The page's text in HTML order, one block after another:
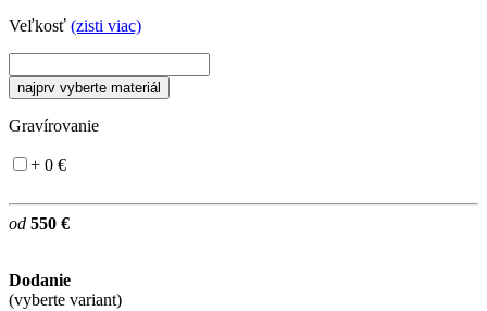
Veľkosť (zisti viac)
najprv vyberte materiál
Gravírovanie
+ 0 €
od 550 €
Dodanie
(vyberte variant)